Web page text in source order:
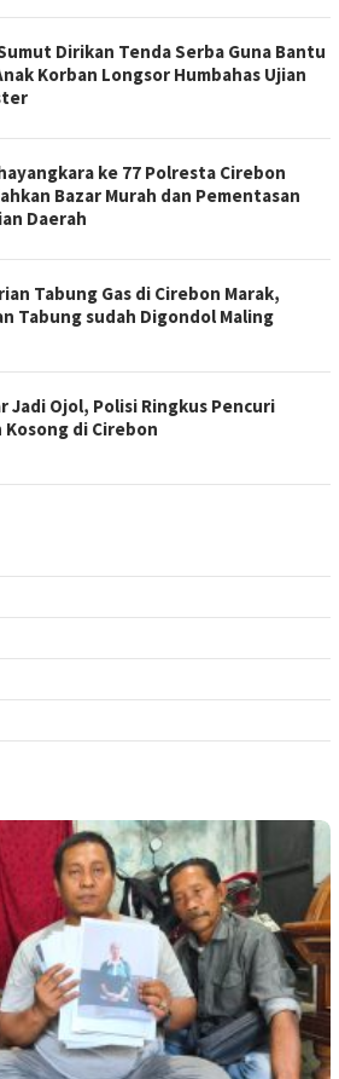
Dirikan Tenda Serba Guna Bantu
Korban Longsor Humbahas Ujian
ke 77 Polresta Cirebon
Bazar Murah dan Pementasan
Daerah
Tabung Gas di Cirebon Marak,
Tabung sudah Digondol Maling
Jadi Ojol, Polisi Ringkus Pencuri
Kosong di Cirebon